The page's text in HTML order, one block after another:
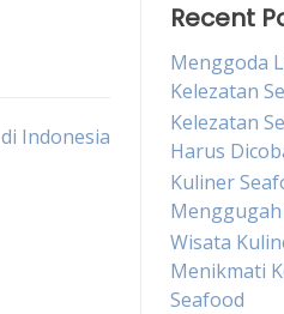
Indonesia
Recent
Menggoda
Kelezatan
Kelezatan
Harus
Kuliner
Menggugah
Wisata
Menikmati
Seafood